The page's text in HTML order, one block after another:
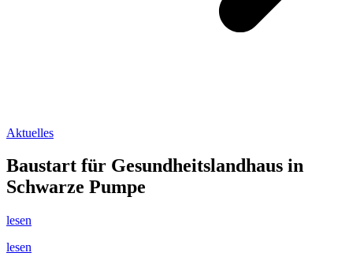
Aktuelles
Baustart für Gesundheitslandhaus in
Schwarze Pumpe
lesen
lesen